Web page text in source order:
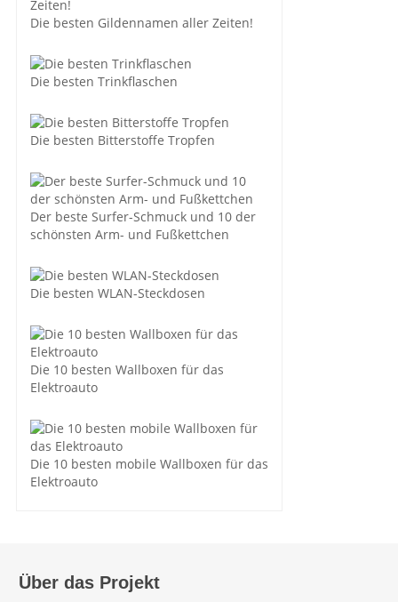
Die besten Gildennamen aller Zeiten!
Die besten Trinkflaschen
Die besten Bitterstoffe Tropfen
Der beste Surfer-Schmuck und 10 der
schönsten Arm- und Fußkettchen
Die besten WLAN-Steckdosen
Die 10 besten Wallboxen für das
Elektroauto
Die 10 besten mobile Wallboxen für das
Elektroauto
Über das Projekt